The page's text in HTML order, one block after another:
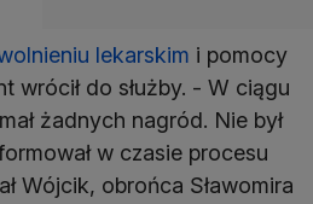
lekarskim i pomocy
wrócił do służby. - W ciągu
żadnych nagród. Nie był
w czasie procesu
Wójcik, obrońca Sławomira